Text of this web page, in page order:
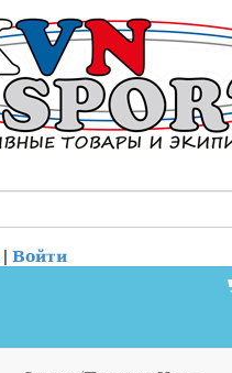
| Войти